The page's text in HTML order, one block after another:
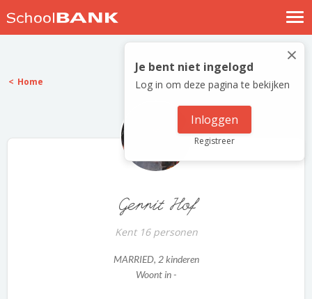
Nostalgische verhalen
Log in
Meld je gratis aan
×
Je bent niet ingelogd
Log in om deze pagina te bekijken
Inloggen
Registreer
Home
Gerrit Hof
Kent 16 personen
MARRIED, 2 kinderen
Woont in -